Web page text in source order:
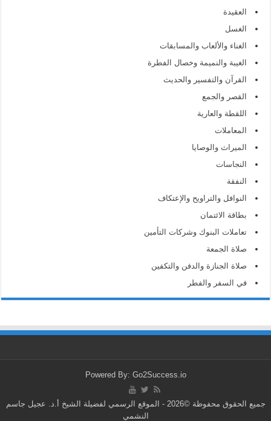
العقيدة
الغسل
الغناء والألعاب والمسابقات
الغيبة والنميمة وخصال الفطرة
القرآن والتفسير والحديث
القصر والجمع
اللقطة والعارية
المعاملات
الميراث والوصايا
النجاسات
النفقة
النوافل والتراويح والإعتكاف
بطاقة الائتمان
تعاملات البنوك وشركات التأمين
صلاة الجمعة
صلاة الجنازة والدفن والتكفين
في السفر والفطر
Powered By: Go2Success.io
جميع الحقوق محفوظة ©2026 - الموقع الرسمي لفضيلة الشيخ أ.د. عجيل جاسم
النشمي